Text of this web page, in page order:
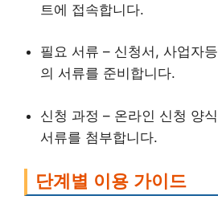
트에 접속합니다.
필요 서류 – 신청서, 사업자
의 서류를 준비합니다.
신청 과정 – 온라인 신청 양
서류를 첨부합니다.
단계별 이용 가이드